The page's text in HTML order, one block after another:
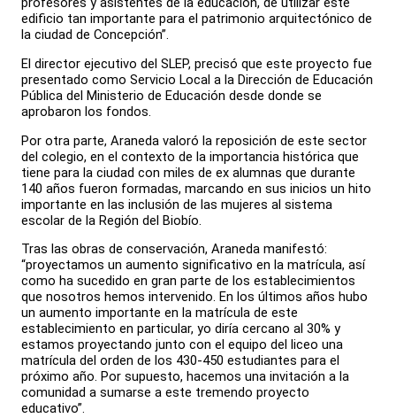
edificio tan importante para el patrimonio arquitectónico de
la ciudad de Concepción”.
El director ejecutivo del SLEP, precisó que este proyecto fue
presentado como Servicio Local a la Dirección de Educación
Pública del Ministerio de Educación desde donde se
aprobaron los fondos.
Por otra parte, Araneda valoró la reposición de este sector
del colegio, en el contexto de la importancia histórica que
tiene para la ciudad con miles de ex alumnas que durante
140 años fueron formadas, marcando en sus inicios un hito
importante en las inclusión de las mujeres al sistema
escolar de la Región del Biobío.
Tras las obras de conservación, Araneda manifestó:
“proyectamos un aumento significativo en la matrícula, así
como ha sucedido en gran parte de los establecimientos
que nosotros hemos intervenido. En los últimos años hubo
un aumento importante en la matrícula de este
establecimiento en particular, yo diría cercano al 30% y
estamos proyectando junto con el equipo del liceo una
matrícula del orden de los 430-450 estudiantes para el
próximo año. Por supuesto, hacemos una invitación a la
comunidad a sumarse a este tremendo proyecto
educativo”.